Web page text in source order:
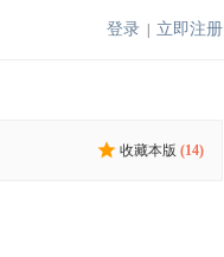
登录 立即注册
收藏本版 (14)